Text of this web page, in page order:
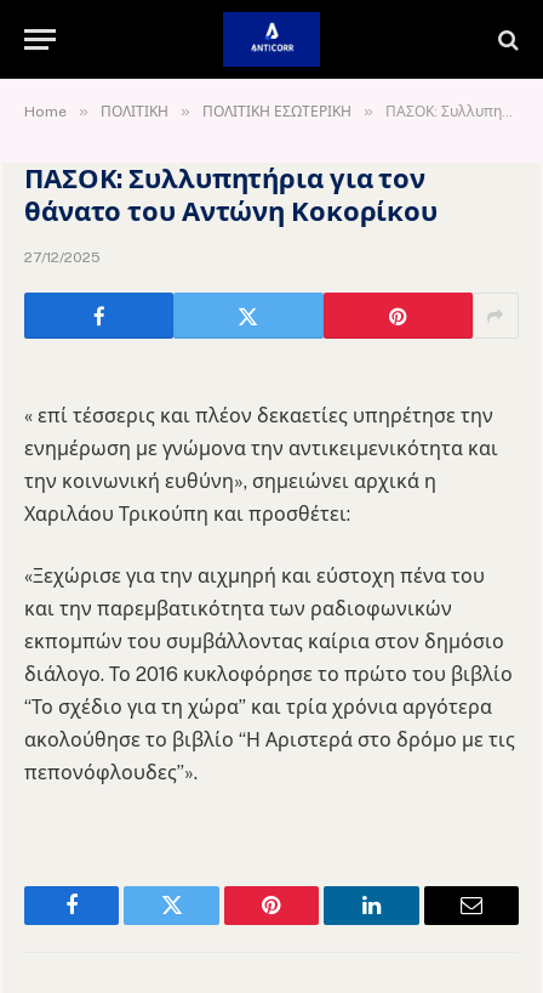
Home » ΠΟΛΙΤΙΚΗ » ΠΟΛΙΤΙΚΗ ΕΣΩΤΕΡΙΚΗ » ΠΑΣΟΚ: Συλλυπητήρια για τον θάνατο του Αντώνη Κοκορίκου
ΠΑΣΟΚ: Συλλυπητήρια για τον
θάνατο του Αντώνη Κοκορίκου
27/12/2025
« επί τέσσερις και πλέον δεκαετίες υπηρέτησε την
ενημέρωση με γνώμονα την αντικειμενικότητα και
την κοινωνική ευθύνη», σημειώνει αρχικά η
Χαριλάου Τρικούπη και προσθέτει:
«Ξεχώρισε για την αιχμηρή και εύστοχη πένα του
και την παρεμβατικότητα των ραδιοφωνικών
εκπομπών του συμβάλλοντας καίρια στον δημόσιο
διάλογο. Το 2016 κυκλοφόρησε το πρώτο του βιβλίο
“Το σχέδιο για τη χώρα” και τρία χρόνια αργότερα
ακολούθησε το βιβλίο “Η Αριστερά στο δρόμο με τις
πεπονόφλουδες”».
Facebook Twitter Pinterest LinkedIn Email